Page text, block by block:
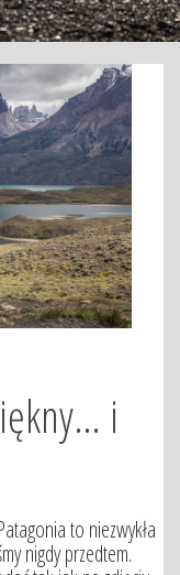
i
to niezwykła
nigdy przedtem.